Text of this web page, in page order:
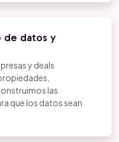
de datos y
y deals
las
que los datos sean